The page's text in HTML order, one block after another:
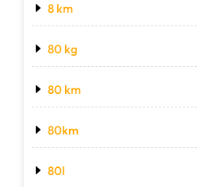
8 km
80 kg
80 km
80km
80l